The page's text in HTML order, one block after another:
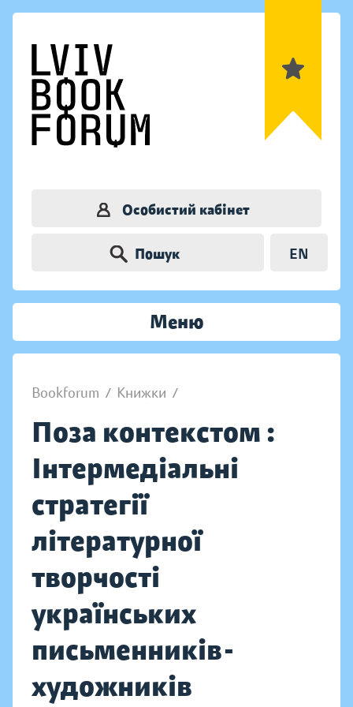
Особистий кабінет
Пошук EN
Меню
Bookforum / Книжки /
Поза контекстом :
Інтермедіальні
стратегії
літературної
творчості
українських
письменників-
художників